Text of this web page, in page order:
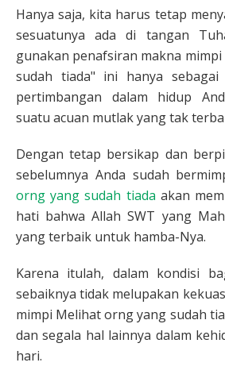
Hanya saja, kita harus tetap
sesuatunya ada di tangan
gunakan penafsiran makna
sudah tiada" ini hanya
pertimbangan dalam hidup
suatu acuan mutlak yang tak
Dengan tetap bersikap dan
sebelumnya Anda sudah
orng yang sudah tiada akan
hati bahwa Allah SWT yang
yang terbaik untuk hamba-Nya.
Karena itulah, dalam kondisi
sebaiknya tidak melupakan
mimpi Melihat orng yang sudah
dan segala hal lainnya dalam
hari.